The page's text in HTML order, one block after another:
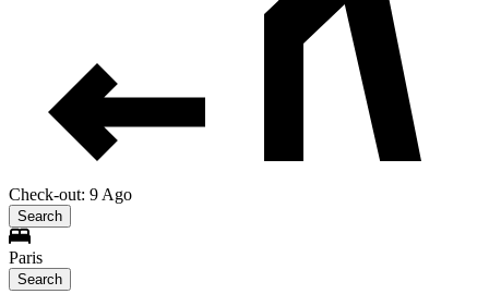
Check-out: 9 Ago
Search
Paris
Search